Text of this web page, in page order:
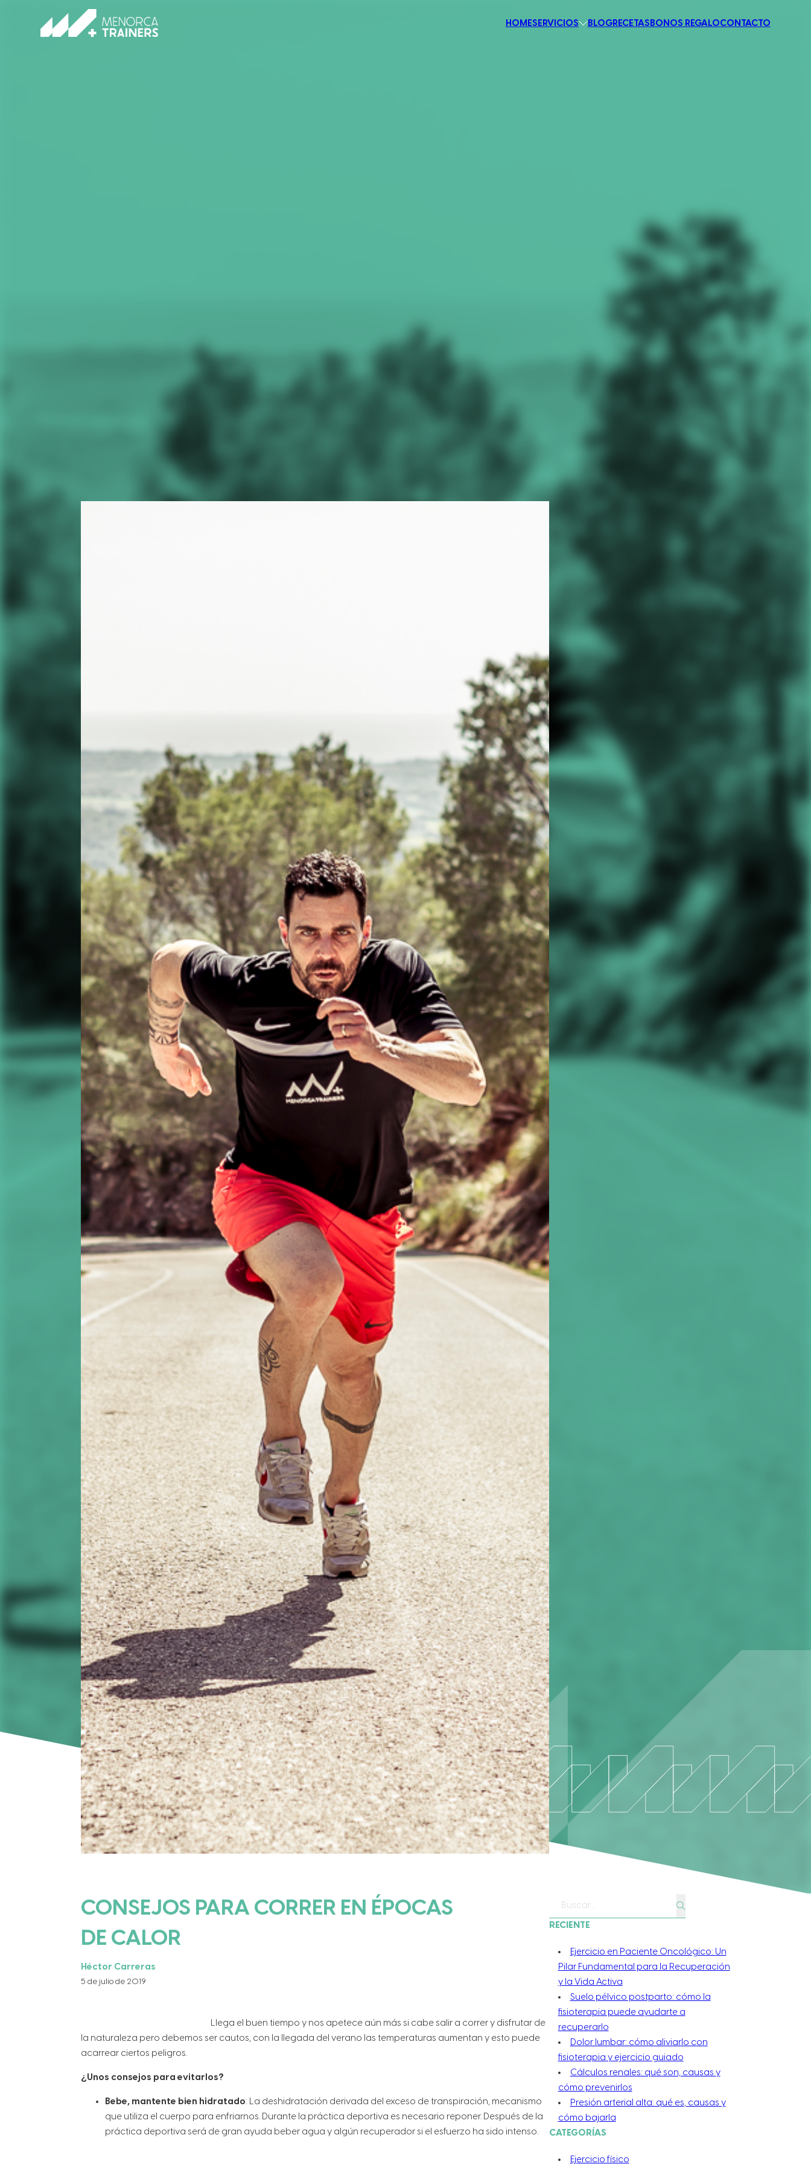
HOMESERVICIOS BLOGRECETAS BONOS REGALOCONTACTO
CONSEJOS PARA CORRER EN ÉPOCAS
DE CALOR
Héctor Carreras
5 de julio de 2019
Llega el buen tiempo y nos apetece aún más si cabe salir a correr y disfrutar de
la naturaleza pero debemos ser cautos, con la llegada del verano las temperaturas aumentan y esto puede
acarrear ciertos peligros.
¿Unos consejos para evitarlos?
Bebe, mantente bien hidratado: La deshidratación derivada del exceso de transpiración, mecanismo
que utiliza el cuerpo para enfriarnos. Durante la práctica deportiva es necesario reponer. Después de la
práctica deportiva será de gran ayuda beber agua y algún recuperador si el esfuerzo ha sido intenso.
RECIENTE
Ejercicio en Paciente Oncológico: Un
Pilar Fundamental para la Recuperación
y la Vida Activa
Suelo pélvico postparto: cómo la
fisioterapia puede ayudarte a
recuperarlo
Dolor lumbar: cómo aliviarlo con
fisioterapia y ejercicio guiado
Cálculos renales: qué son, causas y
cómo prevenirlos
Presión arterial alta: qué es, causas y
cómo bajarla
CATEGORÍAS
Ejercicio físico